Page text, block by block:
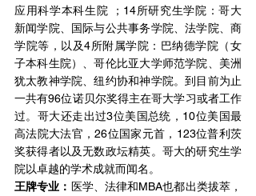
应用科学本科生院 ；14所研究生学院：哥大
新闻学院、国际与公共事务学院、法学院、商
学院等，以及4所附属学院：巴纳德学院（女
子本科生院）、哥伦比亚大学师范学院、美洲
犹太教神学院、纽约协和神学院。到目前为止
一共有96位诺贝尔奖得主在哥大学习或者工作
过。哥大还走出过3位美国总统，10位美国最
高法院大法官，26位国家元首，123位普利茨
奖获得者以及无数政坛精英。哥大的研究生学
院以卓越的学术成就而闻名。
王牌专业： 医学、法律和MBA也都出类拔萃，